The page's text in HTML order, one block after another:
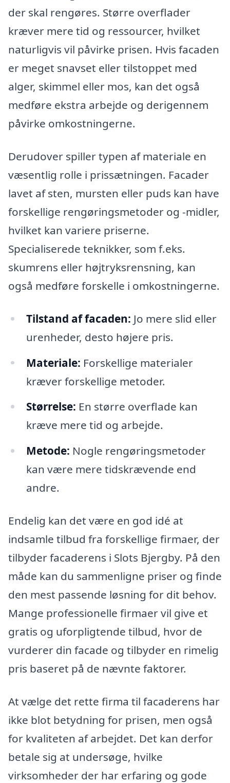
der skal rengøres. Større overflader
kræver mere tid og ressourcer, hvilket
naturligvis vil påvirke prisen. Hvis facaden
er meget snavset eller tilstoppet med
alger, skimmel eller mos, kan det også
medføre ekstra arbejde og derigennem
påvirke omkostningerne.
Derudover spiller typen af materiale en
væsentlig rolle i prissætningen. Facader
lavet af sten, mursten eller puds kan have
forskellige rengøringsmetoder og -midler,
hvilket kan variere priserne.
Specialiserede teknikker, som f.eks.
skumrens eller højtryksrensning, kan
også medføre forskelle i omkostningerne.
Tilstand af facaden: Jo mere slid eller
urenheder, desto højere pris.
Materiale: Forskellige materialer
kræver forskellige metoder.
Størrelse: En større overflade kan
kræve mere tid og arbejde.
Metode: Nogle rengøringsmetoder
kan være mere tidskrævende end
andre.
Endelig kan det være en god idé at
indsamle tilbud fra forskellige firmaer, der
tilbyder facaderens i Slots Bjergby. På den
måde kan du sammenligne priser og finde
den mest passende løsning for dit behov.
Mange professionelle firmaer vil give et
gratis og uforpligtende tilbud, hvor de
vurderer din facade og tilbyder en rimelig
pris baseret på de nævnte faktorer.
At vælge det rette firma til facaderens har
ikke blot betydning for prisen, men også
for kvaliteten af arbejdet. Det kan derfor
betale sig at undersøge, hvilke
virksomheder der har erfaring og gode